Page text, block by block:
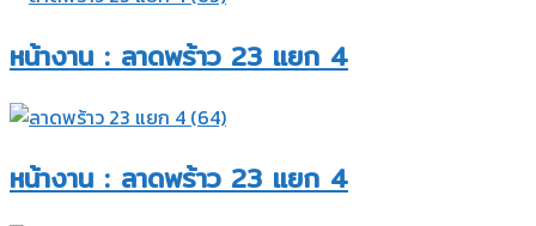
หน้างาน : ลาดพร้าว 23 แยก 4​
หน้างาน : ลาดพร้าว 23 แยก 4​